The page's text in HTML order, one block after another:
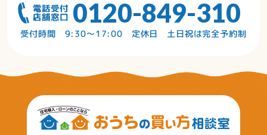
0120-849-310
受付時間 9:30〜17:00 定休日 土日祝は完全予約制